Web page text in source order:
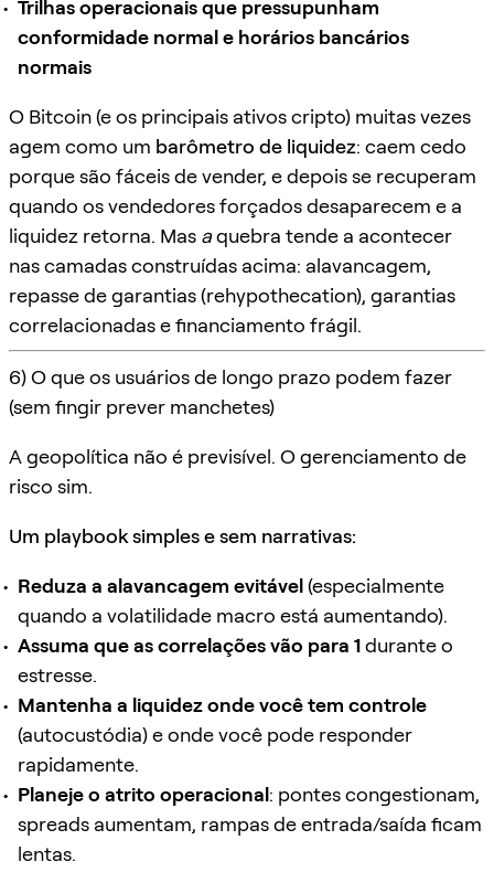
Trilhas operacionais que pressupunham
conformidade normal e horários bancários
normais
O Bitcoin (e os principais ativos cripto) muitas vezes
agem como um barômetro de liquidez: caem cedo
porque são fáceis de vender, e depois se recuperam
quando os vendedores forçados desaparecem e a
liquidez retorna. Mas aquebra tende a acontecer
nas camadas construídas acima: alavancagem,
repasse de garantias (rehypothecation), garantias
correlacionadas e financiamento frágil.
6) O que os usuários de longo prazo podem fazer
(sem fingir prever manchetes)
A geopolítica não é previsível. O gerenciamento de
risco sim.
Um playbook simples e sem narrativas:
Reduza a alavancagem evitável(especialmente
quando a volatilidade macro está aumentando).
Assuma que as correlações vão para 1durante o
estresse.
Mantenha a liquidez onde você tem controle
(autocustódia) e onde você pode responder
rapidamente.
Planeje o atrito operacional: pontes congestionam,
spreads aumentam, rampas de entrada/saída ficam
lentas.